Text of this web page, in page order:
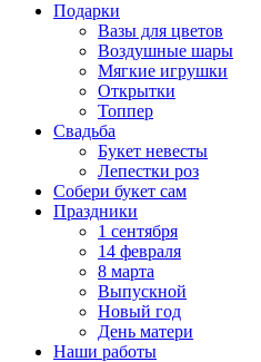
Подарки
Вазы для цветов
Воздушные шары
Мягкие игрушки
Открытки
Топпер
Свадьба
Букет невесты
Лепестки роз
Собери букет сам
Праздники
1 сентября
14 февраля
8 марта
Выпускной
Новый год
День матери
Наши работы